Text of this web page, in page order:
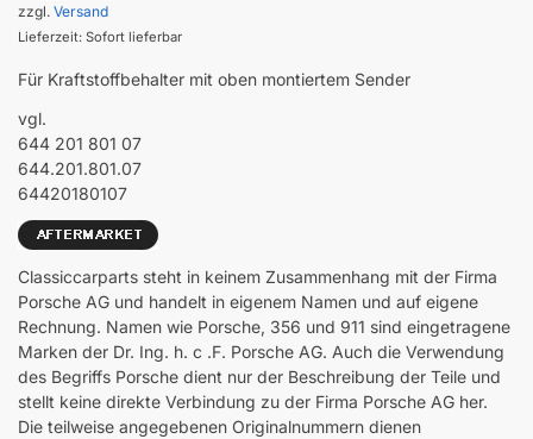
zzgl. Versand
Lieferzeit: Sofort lieferbar
Für Kraftstoffbehalter mit oben montiertem Sender
vgl.
644 201 801 07
644.201.801.07
64420180107
Classiccarparts steht in keinem Zusammenhang mit der Firma
Porsche AG und handelt in eigenem Namen und auf eigene
Rechnung. Namen wie Porsche, 356 und 911 sind eingetragene
Marken der Dr. Ing. h. c .F. Porsche AG. Auch die Verwendung
des Begriffs Porsche dient nur der Beschreibung der Teile und
stellt keine direkte Verbindung zu der Firma Porsche AG her.
Die teilweise angegebenen Originalnummern dienen